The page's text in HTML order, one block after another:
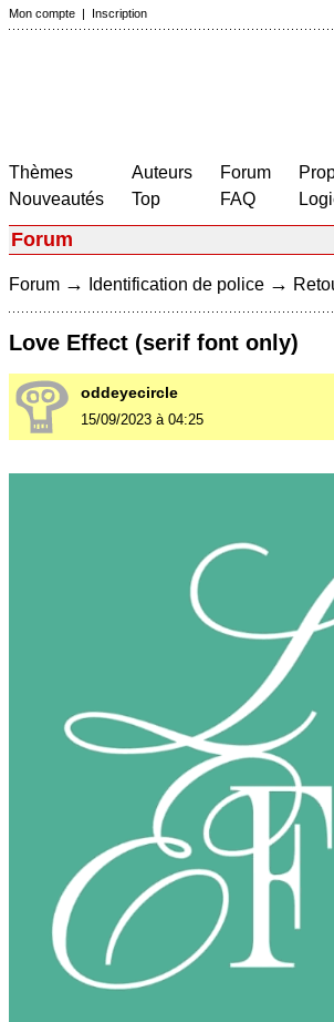
Mon compte | Inscription
Thèmes
Nouveautés
Auteurs
Top
Forum
FAQ
Forum
Forum → Identification de police →
Love Effect (serif font only)
oddeyecircle
15/09/2023 à 04:25